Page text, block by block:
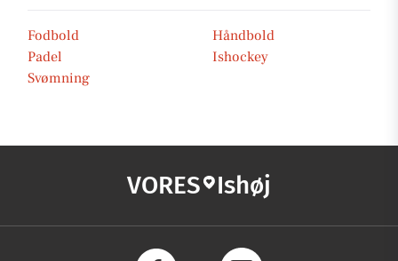
Fodbold
Håndbold
Padel
Ishockey
Svømning
VORES Ishøj